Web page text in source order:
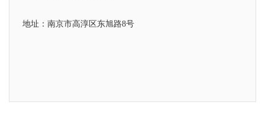
地址：南京市高淳区东旭路8号